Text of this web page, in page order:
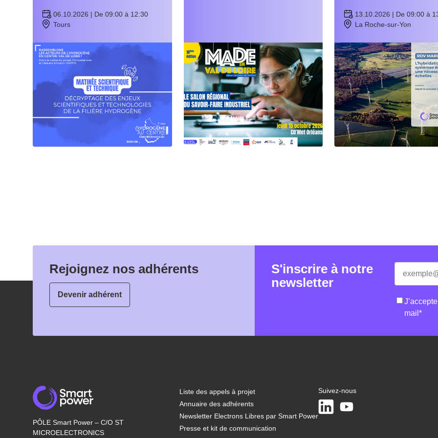
06.10.2026 | De 09:00 à 12:30
Tours
13.10.2026 | De 09:00 à
La Roche-sur-Yon
Rejoignez nos adhérents
Devenir adhérent
S'inscrire à notre
newsletter
E-
mail*
RGPD*
mail *
PÔLE Smart Power – C/O ST
MICROELECTRONICS
Liste des appels à projet
Annuaire des adhérents
Newsletter Electrons Libres par Smart Power
Presse et kit de communication
Suivez-nous
LinkedInYoutube